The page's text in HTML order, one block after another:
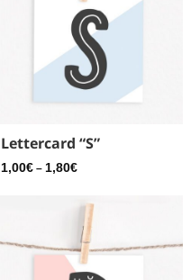
Lettercard “S”
1,00€ – 1,80€